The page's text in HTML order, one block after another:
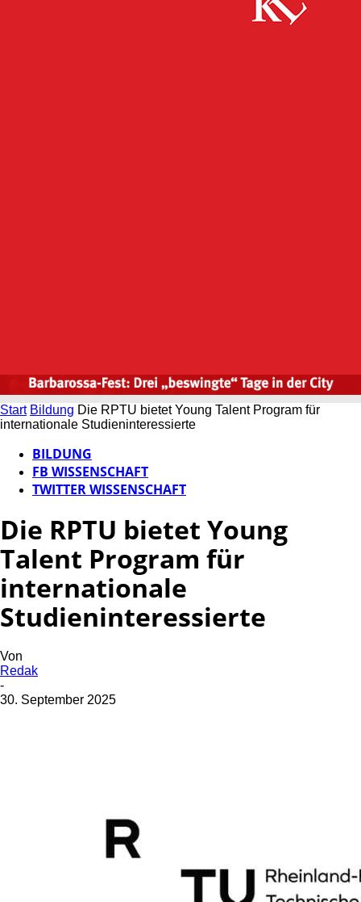
Start Bildung Die RPTU bietet Young Talent Program für
internationale Studieninteressierte
BILDUNG
FB WISSENSCHAFT
TWITTER WISSENSCHAFT
Die RPTU bietet Young
Talent Program für
internationale
Studieninteressierte
Von
Redak
-
30. September 2025